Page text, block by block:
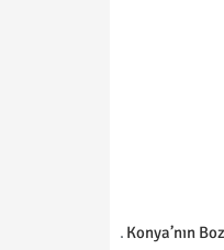
Konya’nın